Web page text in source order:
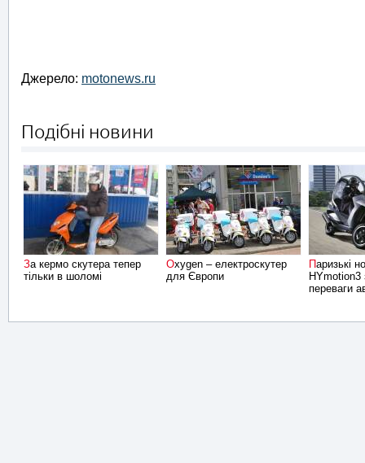
Джерело: motonews.ru
Подібні новини
За кермо скутера тепер
тільки в шоломі
Oxygen – електроскутер
для Європи
Паризькі новинки: Peugeot
HYmotion3
переваги